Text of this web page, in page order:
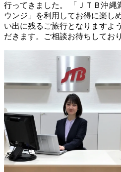
行ってきました。 「ＪＴＢ沖縄
ウンジ」を利用してお得に楽し
い出に残るご旅行となりますよ
だきます。ご相談お待ちしてお